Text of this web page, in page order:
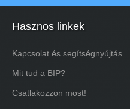
Hasznos linkek
Kapcsolat és segítségnyújtás
Mit tud a BIP?
Csatlakozzon most!